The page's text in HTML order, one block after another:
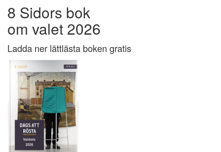
8 Sidors bok
om valet 2026
Ladda ner lättlästa boken gratis